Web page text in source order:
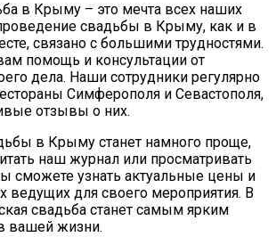
в Крыму – это мечта всех наших
свадьбы в Крыму, как и в
связано с большими трудностями.
помощь и консультации от
дела. Наши сотрудники регулярно
Симферополя и Севастополя,
отзывы о них.
в Крыму станет намного проще,
наш журнал или просматривать
сможете узнать актуальные цены и
ведущих для своего мероприятия. В
свадьба станет самым ярким
вашей жизни.